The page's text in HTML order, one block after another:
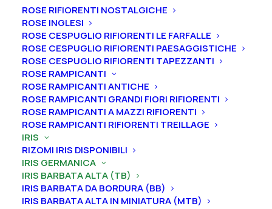
ROSE RIFIORENTI NOSTALGICHE
ROSE INGLESI
ROSE CESPUGLIO RIFIORENTI LE FARFALLE
ROSE CESPUGLIO RIFIORENTI PAESAGGISTICHE
ROSE CESPUGLIO RIFIORENTI TAPEZZANTI
ROSE RAMPICANTI
ROSE RAMPICANTI ANTICHE
ROSE RAMPICANTI GRANDI FIORI RIFIORENTI
ROSE RAMPICANTI A MAZZI RIFIORENTI
ROSE RAMPICANTI RIFIORENTI TREILLAGE
IRIS
RIZOMI IRIS DISPONIBILI
IRIS GERMANICA
IRIS BARBATA ALTA (TB)
IRIS BARBATA DA BORDURA (BB)
IRIS BARBATA ALTA IN MINIATURA (MTB)
Iris germanica “Wichry
Namietnosci”
From7,00€
L’iris germanica “Wichry Namietnosci” ha vessilli blu
lavanda con infusione più scura, bordo beige, ali blu
navy tendenti al viola, bordo marrone, lampi bianchi
dalle barbe, barbe marrone dorato, arricciate,
pronunciata fragranza speziata.
Fioritura da intermedia a tardiva.
Le piante di Iris in vaso sono disponibili in qualsiasi